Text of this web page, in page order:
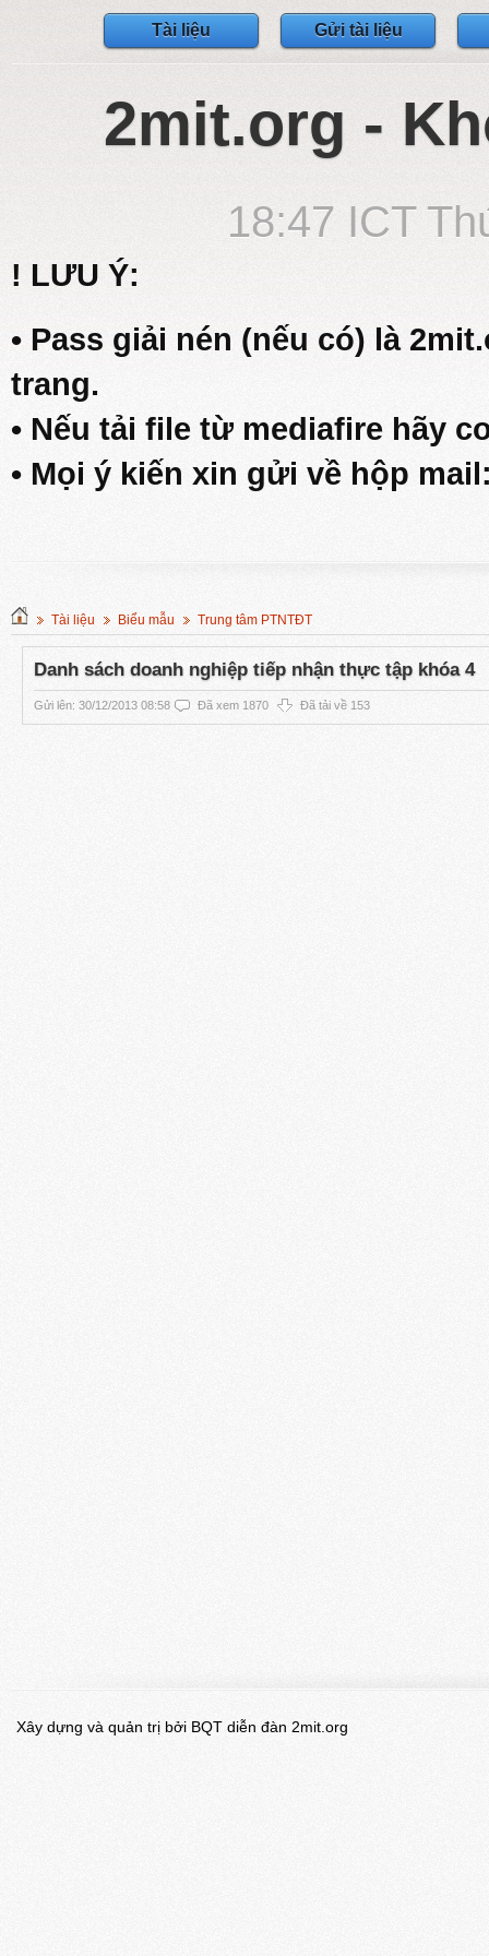
Tài liệu Gửi tài liệu
2mit.org -
18:47 ICT
! LƯU Ý:
• Pass giải nén (nếu có) là
trang.
• Nếu tải file từ mediafire hãy
• Mọi ý kiến xin gửi về hộp
Tài liệu Biểu mẫu Trung tâm PTNTĐT
Danh sách doanh nghiệp tiếp nhận thực tập khóa 4
Gửi lên: 30/12/2013 08:58 Đã xem 1870 Đã tải về 153
Xây dựng và quản trị bởi BQT diễn đàn 2mit.org